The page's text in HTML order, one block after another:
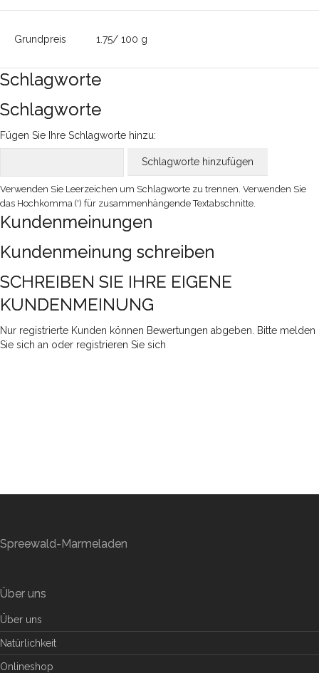
Grundpreis 1.75/ 100 g
Schlagworte
Schlagworte
Fügen Sie Ihre Schlagworte hinzu:
Schlagworte hinzufügen
Verwenden Sie Leerzeichen um Schlagworte zu trennen. Verwenden Sie
das Hochkomma (') für zusammenhängende Textabschnitte.
Kundenmeinungen
Kundenmeinung schreiben
SCHREIBEN SIE IHRE EIGENE
KUNDENMEINUNG
Nur registrierte Kunden können Bewertungen abgeben. Bitte melden
Sie sich an oder registrieren Sie sich
Spreewald-Marmeladen
Über uns
Über uns
Natürlichkeit
Onlineshop